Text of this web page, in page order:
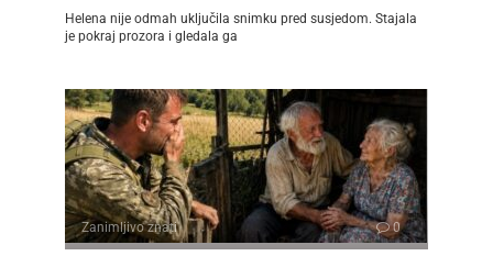
Helena nije odmah uključila snimku pred susjedom. Stajala
je pokraj prozora i gledala ga
Zanimljivo znati 0